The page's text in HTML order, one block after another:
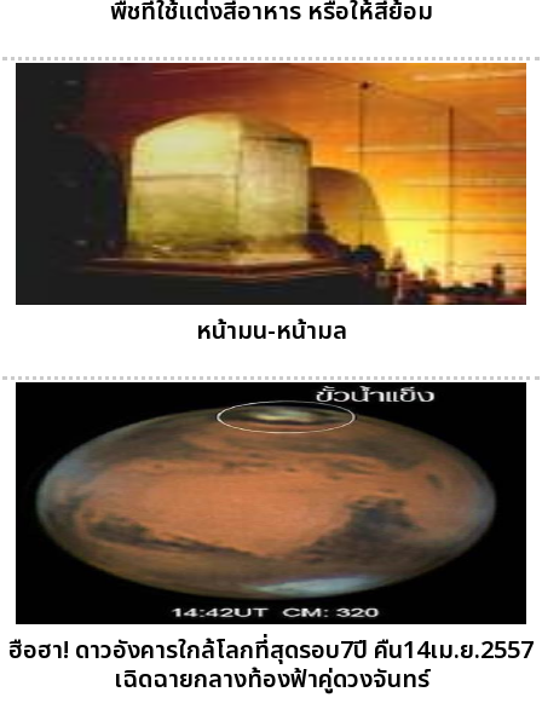
พืชที่ใช้แต่งสีอาหาร หรือให้สีย้อม
หน้ามน-หน้ามล
ฮือฮา! ดาวอังคารใกล้โลกที่สุดรอบ7ปี คืน14เม.ย.2557
เฉิดฉายกลางท้องฟ้าคู่ดวงจันทร์